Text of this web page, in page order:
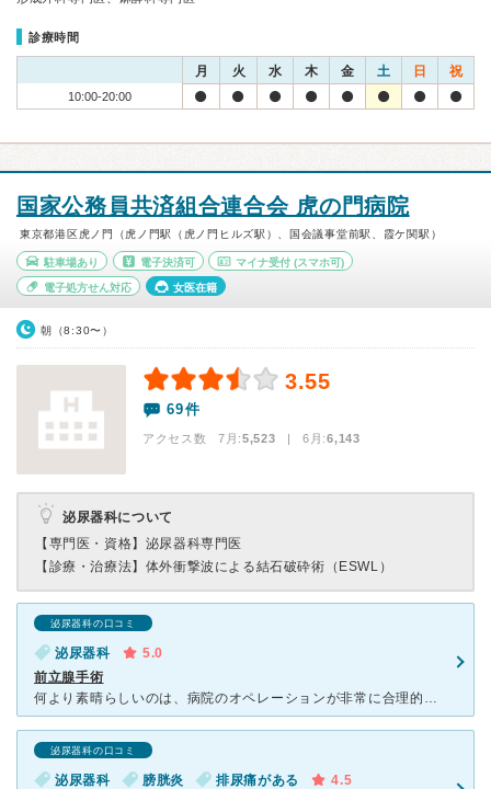
診療時間
月 火 水 木 金 土 日 祝
10:00-20:00
国家公務員共済組合連合会 虎の門病院
東京都港区虎ノ門（虎ノ門駅（虎ノ門ヒルズ駅）、国会議事堂前駅、霞ケ関駅）
駐車場あり 電子決済可 マイナ受付 (スマホ可)
電子処方せん対応 女医在籍
朝（8:30〜）
3.55
69件
アクセス数 7月:5,523 | 6月:6,143
泌尿器科について
【専門医・資格】 泌尿器科専門医
【診療・治療法】 体外衝撃波による結石破砕術（ESWL）
泌尿器科の口コミ
泌尿器科
5.0
前立腺手術
何より素晴らしいのは、病院のオペレーションが非常に合理的、先進的なこと。 検査も疑いを解消するまで丁寧に実施され、先生によっては、検査結果を患者と一緒にみて判断してくれるなど、患者ファーストの精神で
泌尿器科の口コミ
泌尿器科 膀胱炎 排尿痛がある
4.5